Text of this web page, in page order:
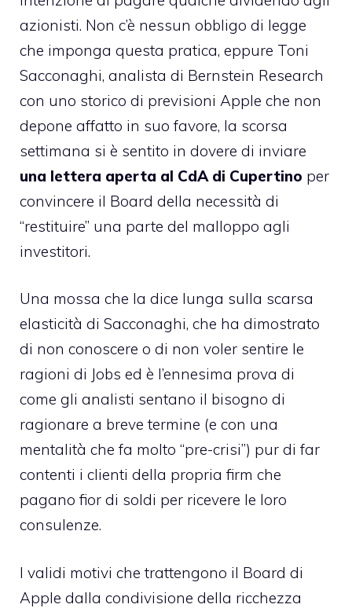
azionisti. Non c’è nessun obbligo di legge
che imponga questa pratica, eppure Toni
Sacconaghi, analista di Bernstein Research
con uno storico di previsioni Apple che non
depone affatto in suo favore, la scorsa
settimana si è sentito in dovere di inviare
una lettera aperta al CdA di Cupertino per
convincere il Board della necessità di
“restituire” una parte del malloppo agli
investitori.
Una mossa che la dice lunga sulla scarsa
elasticità di Sacconaghi, che ha dimostrato
di non conoscere o di non voler sentire le
ragioni di Jobs ed è l’ennesima prova di
come gli analisti sentano il bisogno di
ragionare a breve termine (e con una
mentalità che fa molto “pre-crisi”) pur di far
contenti i clienti della propria firm che
pagano fior di soldi per ricevere le loro
consulenze.
I validi motivi che trattengono il Board di
Apple dalla condivisione della ricchezza